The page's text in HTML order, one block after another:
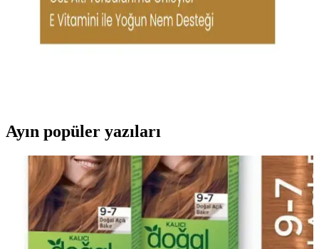
Göz Çevresi İçin Güneş Koruyucu ve Anti-Aging
Özellikli Ürünler Hakkında Bilgilendirici Rehber
Ayın popüler yazıları